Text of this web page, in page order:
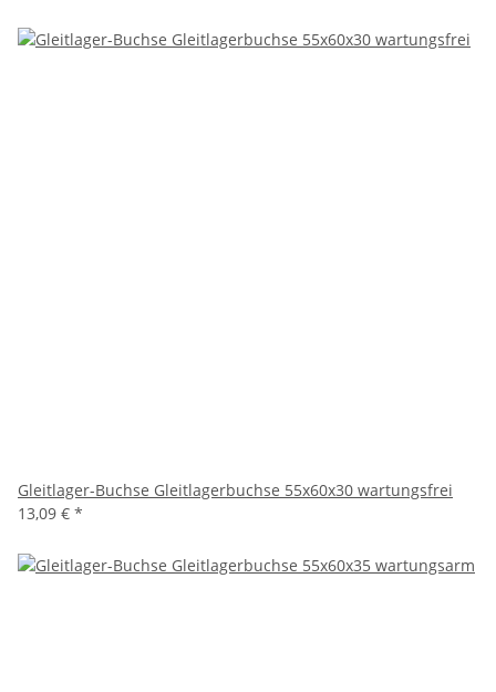
Gleitlager-Buchse Gleitlagerbuchse 55x60x30 wartungsfrei
13,09 € *